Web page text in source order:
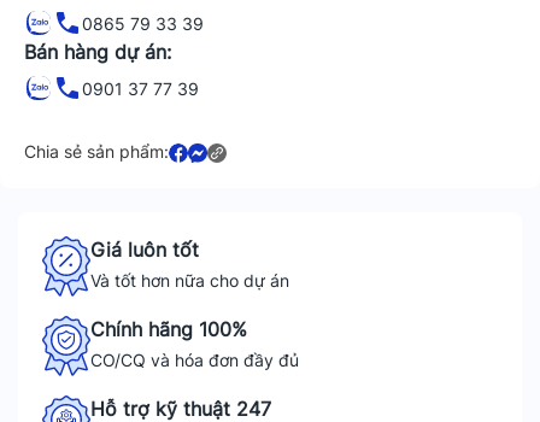
0865 79 33 39
Bán hàng dự án:
0901 37 77 39
Chia sẻ sản phẩm:
Giá luôn tốt
Và tốt hơn nữa cho dự án
Chính hãng 100%
CO/CQ và hóa đơn đầy đủ
Hỗ trợ kỹ thuật 247